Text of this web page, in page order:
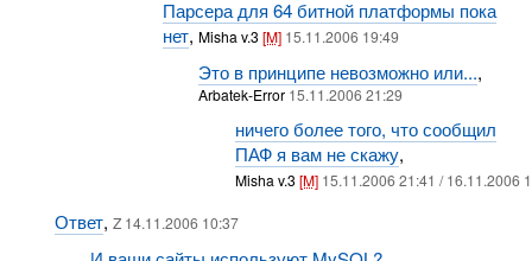
Парсера для 64 битной платформы пока
нет, Misha v.3 [M] 15.11.2006 19:49
Это в принципе невозможно или...,
Arbatek-Error 15.11.2006 21:29
ничего более того, что сообщил
ПАФ я вам не скажу,
Misha v.3 [M] 15.11.2006 21:41 / 16.11.2006
Ответ, Z 14.11.2006 10:37